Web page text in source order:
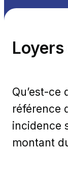
Qu’est-ce
référence
incidence
montant